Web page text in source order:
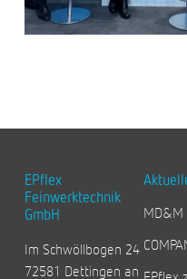
EPflex
Feinwerktechnik
GmbH
Im Schwöllbogen 24
72581 Dettingen an